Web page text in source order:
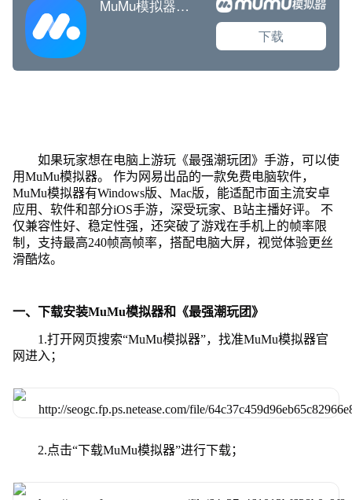
如果玩家想在电脑上游玩《最强潮玩团》手游，可以使
用MuMu模拟器。 作为网易出品的一款免费电脑软件，
MuMu模拟器有Windows版、Mac版，能适配市面主流安卓
应用、软件和部分iOS手游，深受玩家、B站主播好评。 不
仅兼容性好、稳定性强，还突破了游戏在手机上的帧率限
制，支持最高240帧高帧率，搭配电脑大屏，视觉体验更丝
滑酷炫。
一、下载安装MuMu模拟器和《最强潮玩团》
1.打开网页搜索“MuMu模拟器”，找准MuMu模拟器官
网进入；
2.点击“下载MuMu模拟器”进行下载；